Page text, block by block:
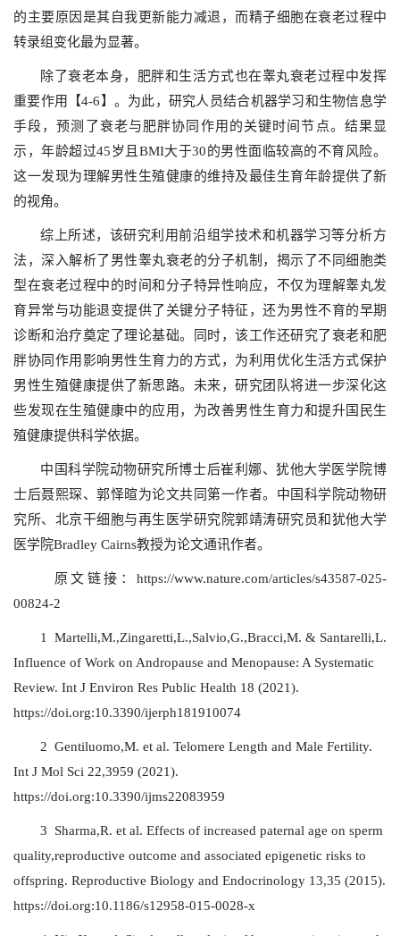
的主要原因是其自我更新能力减退，而精子细胞在衰老过程中
转录组变化最为显著。
除了衰老本身，肥胖和生活方式也在睾丸衰老过程中发挥
重要作用【4-6】。为此，研究人员结合机器学习和生物信息学
手段，预测了衰老与肥胖协同作用的关键时间节点。结果显
示，年龄超过45岁且BMI大于30的男性面临较高的不育风险。
这一发现为理解男性生殖健康的维持及最佳生育年龄提供了新
的视角。
综上所述，该研究利用前沿组学技术和机器学习等分析方
法，深入解析了男性睾丸衰老的分子机制，揭示了不同细胞类
型在衰老过程中的时间和分子特异性响应，不仅为理解睾丸发
育异常与功能退变提供了关键分子特征，还为男性不育的早期
诊断和治疗奠定了理论基础。同时，该工作还研究了衰老和肥
胖协同作用影响男性生育力的方式，为利用优化生活方式保护
男性生殖健康提供了新思路。未来，研究团队将进一步深化这
些发现在生殖健康中的应用，为改善男性生育力和提升国民生
殖健康提供科学依据。
中国科学院动物研究所博士后崔利娜、犹他大学医学院博
士后聂熙琛、郭怿暄为论文共同第一作者。中国科学院动物研
究所、北京干细胞与再生医学研究院郭靖涛研究员和犹他大学
医学院Bradley Cairns教授为论文通讯作者。
原文链接： https://www.nature.com/articles/s43587-025-
00824-2
1 Martelli,M.,Zingaretti,L.,Salvio,G.,Bracci,M. & Santarelli,L.
Influence of Work on Andropause and Menopause: A Systematic
Review. Int J Environ Res Public Health 18 (2021).
https://doi.org:10.3390/ijerph181910074
2 Gentiluomo,M. et al. Telomere Length and Male Fertility.
Int J Mol Sci 22,3959 (2021).
https://doi.org:10.3390/ijms22083959
3 Sharma,R. et al. Effects of increased paternal age on sperm
quality,reproductive outcome and associated epigenetic risks to
offspring. Reproductive Biology and Endocrinology 13,35 (2015).
https://doi.org:10.1186/s12958-015-0028-x